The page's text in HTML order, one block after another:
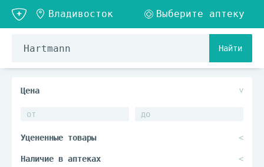
Найти